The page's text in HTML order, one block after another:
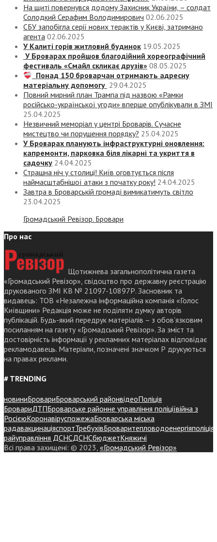
На щиті повернувся додому Захисник України, – солдат
Солодкий Серафим Володимирович 02.06.2025
СБУ запобігла серії нових терактів у Києві, затримано
агента 02.06.2025
У Калиті горів житловий будинок 19.05.2025
У Броварах пройшов благодійний хореографічний
фестиваль «Смайл скликає друзів» 08.05.2025
Понад 150 броварчан отримають адресну
матеріальну допомогу 29.04.2025
Повний мирний план Трампа під назвою «‎Рамки
російсько-української угоди» вперше опублікували в ЗМІ
25.04.2025
Незвичний меморіал у центрі Броварів. Сучасне
мистецтво чи порушення порядку? 25.04.2025
У Броварах планують інфраструктурні оновлення:
капремонти, парковка біля лікарні та укриття в
садочку 24.04.2025
Страшна ніч у столиці! Київ оговтується після
наймасштабнішої атаки з початку року! 24.04.2025
Завтра в Броварській громаді вимикатимуть світло
23.04.2025
Громадський Ревізор. Бровари
Про нас
Щотижнева загальнополітична газета
«Громадський Ревізор», свідоцтво про державну реєстрацію
друкованого ЗМІ КВ № 21097-10897Р. Засновник та
видавець: ТОВ «Незалежна інформаційна компанія «Голос
Київщини» Редакція може не поділяти думку авторів
публікацій. Будь-який передрук матеріалів – з обов’язковим
посиланням на газету «Громадський Ревізор». За зміст та
достовірність інформації у рекламних матеріалах відповідає
рекламодавець. Матеріали, позначені значком Р друкуються
на правах реклами.
# TRENDING
новиниБровариБроварський районвідеоПоліція
БровариДТПБроварське районне управління поліціївійна з
РосієюКоронавіруспожежаБроварська міська
радавакцинаціяспортТребухівБроваритепловодоенергіяполіція
райуправління ДСНСДСНСбюджетКняжичі
Всі права захищені: © 2023, «Громадський Ревізор»